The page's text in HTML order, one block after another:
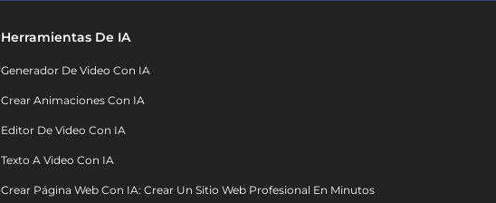
Herramientas De IA
Generador De Video Con IA
Crear Animaciones Con IA
Editor De Video Con IA
Texto A Video Con IA
Crear Página Web Con IA: Crear Un Sitio Web Profesional En Minutos